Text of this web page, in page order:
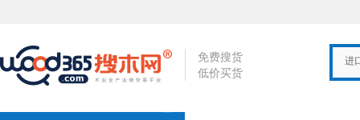
免费搜货
低价买货
进